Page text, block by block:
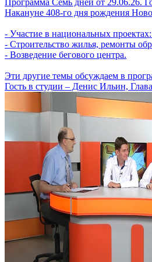
Программа Семь дней от 29.06.26.
Накануне 408-го дня рождения
- Участие в национальных
- Строительство жилья, ремонты
- Возведение бегового центра.
Эти другие темы обсуждаем в
Гость в студии – Денис Ильин,